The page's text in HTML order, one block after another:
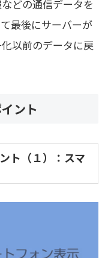
どの通信データを
最後にサーバーが
以前のデータに戻
ント
ト（１）：スマ